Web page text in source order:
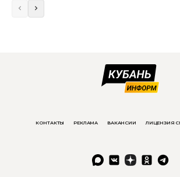
КОНТАКТЫ РЕКЛАМА ВАКАНСИИ ЛИЦЕНЗИЯ